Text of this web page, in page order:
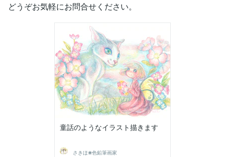
どうぞお気軽にお問合せください。
童話のようなイラスト描きます
さきほ❀色鉛筆画家